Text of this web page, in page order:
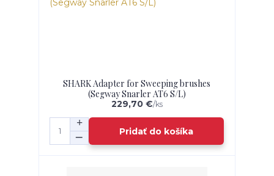
SHARK Adapter for Sweeping brushes
(Segway Snarler AT6 S/L)
229,70 €/ks
Pridať do košíka